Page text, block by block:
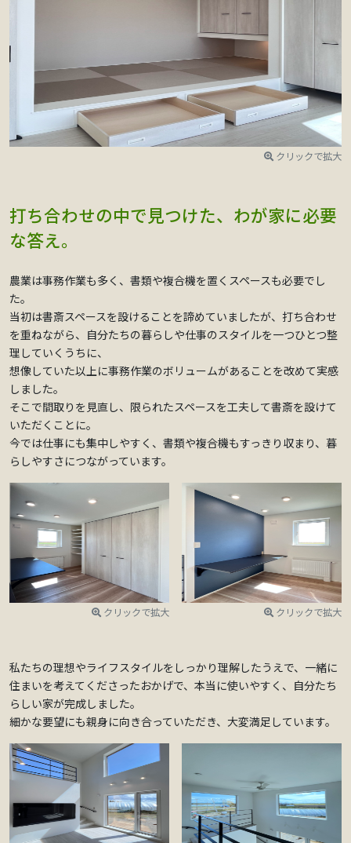
クリックで拡大
打ち合わせの中で見つけた、わが家に必要
な答え。
農業は事務作業も多く、書類や複合機を置くスペースも必要でし
た。
当初は書斎スペースを設けることを諦めていましたが、打ち合わせ
を重ねながら、自分たちの暮らしや仕事のスタイルを一つひとつ整
理していくうちに、
想像していた以上に事務作業のボリュームがあることを改めて実感
しました。
そこで間取りを見直し、限られたスペースを工夫して書斎を設けて
いただくことに。
今では仕事にも集中しやすく、書類や複合機もすっきり収まり、暮
らしやすさにつながっています。
クリックで拡大 クリックで拡大
私たちの理想やライフスタイルをしっかり理解したうえで、一緒に
住まいを考えてくださったおかげで、本当に使いやすく、自分たち
らしい家が完成しました。
細かな要望にも親身に向き合っていただき、大変満足しています。